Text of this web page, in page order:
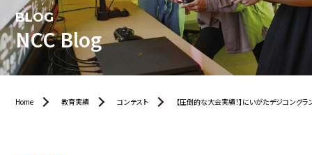
BLOG
NCC Blog
Home 教育実績 コンテスト 【圧倒的な大会実績！】にいがたデジコング